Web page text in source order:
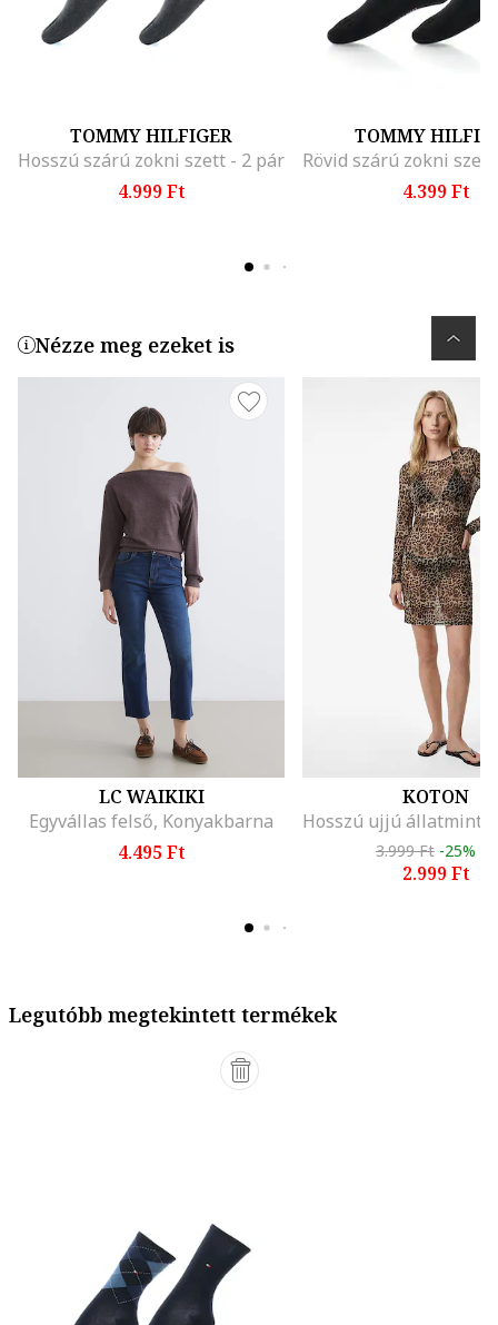
TOMMY HILFIGER
Hosszú szárú zokni szett - 2 pár
4.999 Ft
TOMMY
4.399 Ft
Nézze meg ezeket is
LC WAIKIKI
Egyvállas felső, Konyakbarna
4.495 Ft
KOTON
3.999 Ft -25%
2.999 Ft
Legutóbb megtekintett termékek